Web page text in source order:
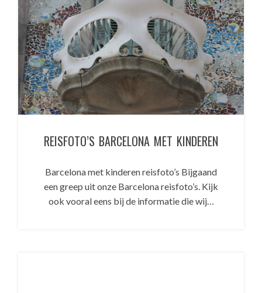
REISFOTO’S BARCELONA MET KINDEREN
Barcelona met kinderen reisfoto’s Bijgaand
een greep uit onze Barcelona reisfoto’s. Kijk
ook vooral eens bij de informatie die wij…